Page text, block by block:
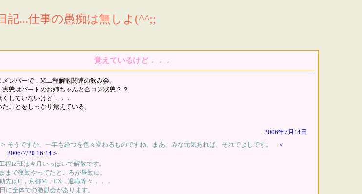
記...仕事の愚痴は無しよ(^^;;
覚えているけど．．．
ンバーで，M工程解散関連の飲み会。
態はパートのお姉ちゃんと合コン状態？？
していないけど．．．
ことをしっかり覚えている。
2006年7月14日
＞ そうですか、一年も経つを色々変わるものですね。まあ、みな元気あれば、それでよしです。
＜
2006/7/20 16:14＞
程IZ班は今月いっぱいで解散です。
まで夜勤やってたところが昼勤に。
先はC，京都M，EX，退職等々．．．
に全体での激励会があります。